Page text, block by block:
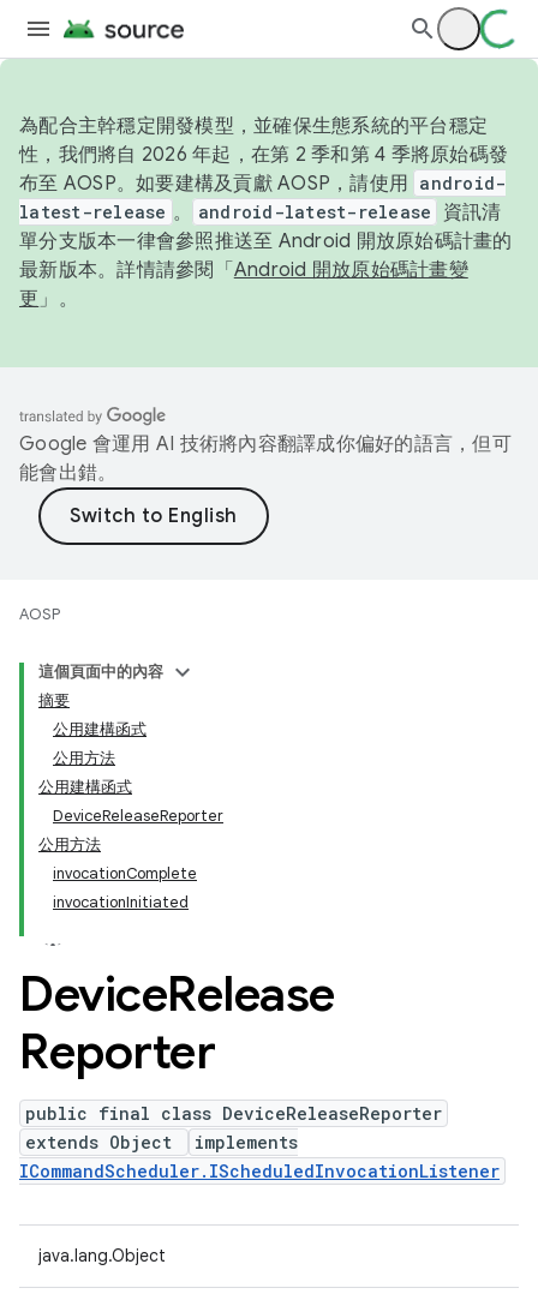
為配合主幹穩定開發模型，並確保生態系統的平台穩定
性，我們將自 2026 年起，在第 2 季和第 4 季將原始碼發
布至 AOSP。如要建構及貢獻 AOSP，請使用 android-
latest-release 。 android-latest-release
資訊清
單分支版本一律會參照推送至 Android 開放原始碼計畫的
最新版本。詳情請參閱「 Android 開放原始碼計畫變
更 」。
Google 會運用 AI 技術將內容翻譯成你偏好的語言，但可
能會出錯。
AOSP
這個頁面中的內容
摘要
公用建構函式
公用方法
公用建構函式
DeviceReleaseReporter
公用方法
invocationComplete
invocationInitiated
DeviceRelease
Reporter
public final class DeviceReleaseReporter
extends Object
implements
ICommandScheduler.IScheduledInvocationListener
java.lang.Object